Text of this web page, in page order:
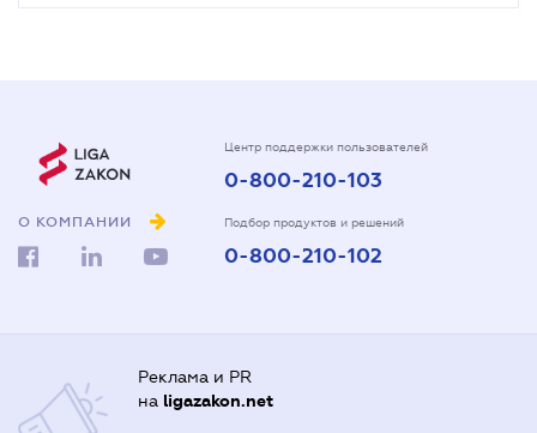
О КОМПАНИИ
Центр поддержки пользователей
0-800-210-103
Подбор продуктов и решений
0-800-210-102
Реклама и PR
на ligazakon.net